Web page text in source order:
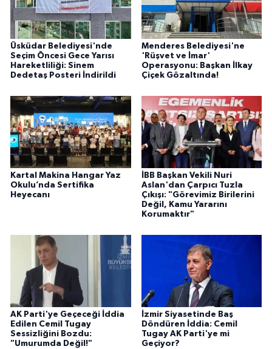
Üsküdar Belediyesi'nde
Seçim Öncesi Gece Yarısı
Hareketliliği: Sinem
Dedetaş Posteri İndirildi
Menderes Belediyesi'ne
'Rüşvet ve İmar'
Operasyonu: Başkan İlkay
Çiçek Gözaltında!
Kartal Makina Hangar Yaz
Okulu’nda Sertifika
Heyecanı
İBB Başkan Vekili Nuri
Aslan'dan Çarpıcı Tuzla
Çıkışı: "Görevimiz Birilerini
Değil, Kamu Yararını
Korumaktır"
AK Parti'ye Geçeceği İddia
Edilen Cemil Tugay
Sessizliğini Bozdu:
"Umurumda Değil!"
İzmir Siyasetinde Baş
Döndüren İddia: Cemil
Tugay AK Parti'ye mi
Geçiyor?